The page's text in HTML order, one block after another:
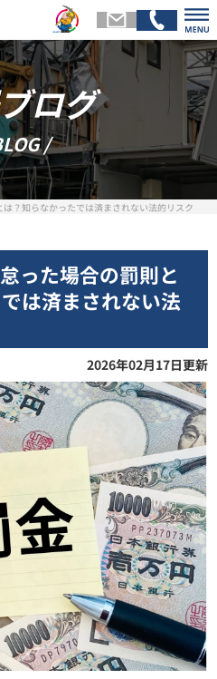
ページ 会社
ニュー
フ紹介 施工
様の声 現場
合わせ
ログ
/
？知らなかったでは済まされない法的リスク
った場合の罰則と
は済まされない法
2026年02月17日更新